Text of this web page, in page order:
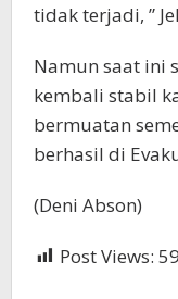
tidak terjadi, ”
Namun saat ini
kembali stabil
bermuatan
berhasil di
(Deni Abson)
Post Views: